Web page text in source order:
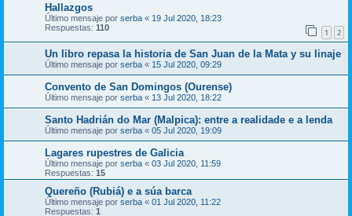
Hallazgos
Último mensaje por serba « 19 Jul 2020, 18:23
Respuestas: 110 1 2
Un libro repasa la historia de San Juan de la Mata y su linaje
Último mensaje por serba « 15 Jul 2020, 09:29
Convento de San Domingos (Ourense)
Último mensaje por serba « 13 Jul 2020, 18:22
Santo Hadrián do Mar (Malpica): entre a realidade e a lenda
Último mensaje por serba « 05 Jul 2020, 19:09
Lagares rupestres de Galicia
Último mensaje por serba « 03 Jul 2020, 11:59
Respuestas: 15
Quereño (Rubiá) e a súa barca
Último mensaje por serba « 01 Jul 2020, 11:22
Respuestas: 1